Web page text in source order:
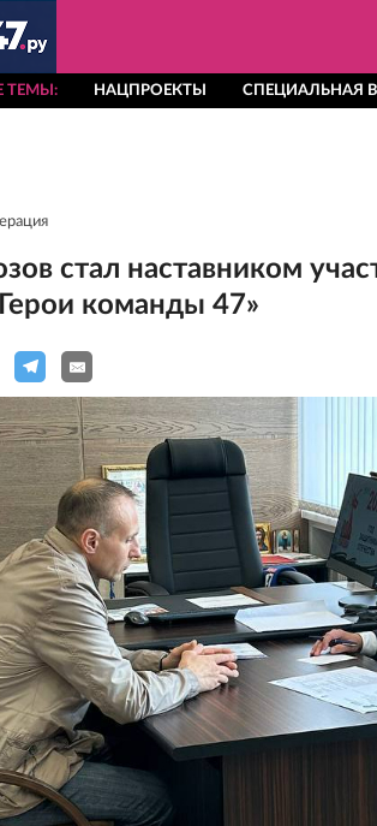
ТЕМЫ НАЦПРОЕКТЫ СПЕЦИАЛЬНАЯ
стал наставником
команды 47»